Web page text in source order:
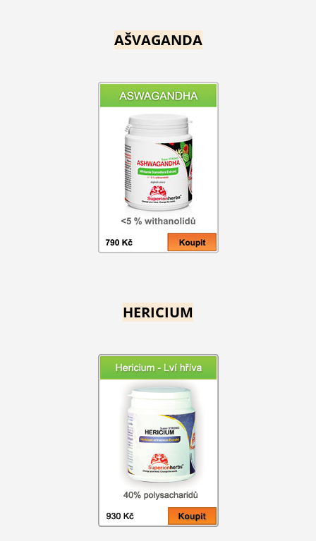
AŠVAGANDA
HERICIUM